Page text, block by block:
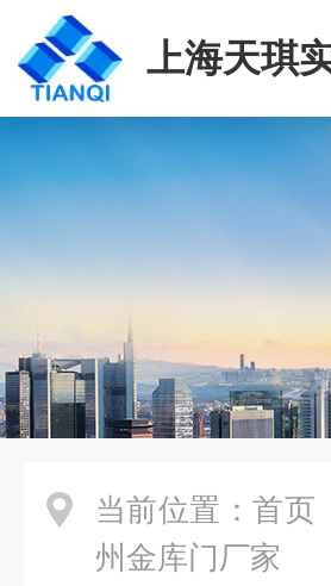
上海天琪
当前位置： 首页
州金库门厂家